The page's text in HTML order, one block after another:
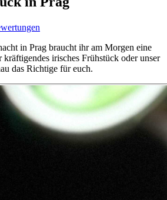
in Prag braucht ihr am Morgen eine
kräftigendes irisches Frühstück oder unser
das Richtige für euch.